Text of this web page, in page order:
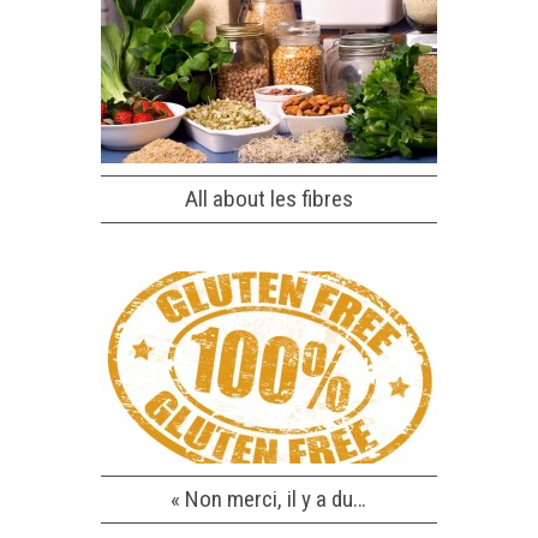
All about les fibres
« Non merci, il y a du…